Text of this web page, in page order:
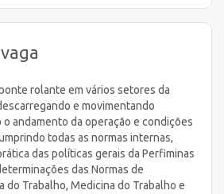
rolante em vários setores da
e movimentando
andamento da operação e condições
todas as normas internas,
das políticas gerais da Perfiminas
das Normas de
do Trabalho, Medicina do Trabalho e